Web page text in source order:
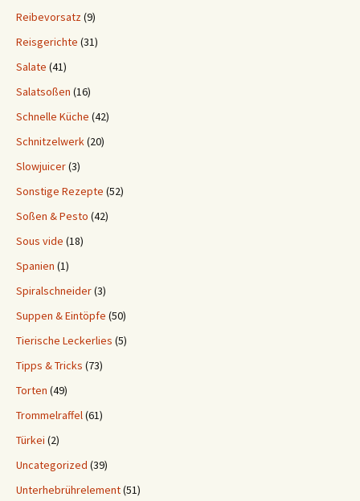
Reibevorsatz(9)
Reisgerichte (31)
Salate (41)
Salatsoßen (16)
Schnelle Küche (42)
Schnitzelwerk(20)
Slowjuicer(3)
Sonstige Rezepte (52)
Soßen & Pesto (42)
Sous vide (18)
Spanien (1)
Spiralschneider(3)
Suppen & Eintöpfe (50)
Tierische Leckerlies (5)
Tipps & Tricks (73)
Torten (49)
Trommelraffel(61)
Türkei (2)
Uncategorized (39)
Unterhebrührelement(51)